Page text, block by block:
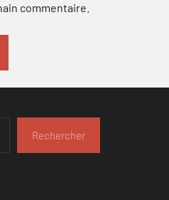
commentaire.
Rechercher